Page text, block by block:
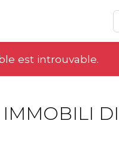
est introuvable.
IMMOBILI DI